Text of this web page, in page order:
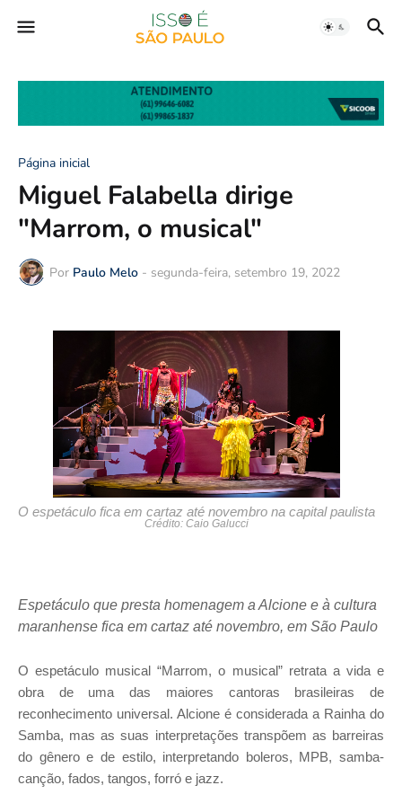
Página inicial
Miguel Falabella dirige
"Marrom, o musical"
Por Paulo Melo - segunda-feira, setembro 19, 2022
O espetáculo fica em cartaz até novembro na capital paulista
Crédito: Caio Galucci
Espetáculo que presta homenagem a Alcione e à cultura
maranhense fica em cartaz até novembro, em São Paulo
O espetáculo musical “Marrom, o musical” retrata a vida e
obra de uma das maiores cantoras brasileiras de
reconhecimento universal. Alcione é considerada a Rainha do
Samba, mas as suas interpretações transpõem as barreiras
do gênero e de estilo, interpretando boleros, MPB, samba-
canção, fados, tangos, forró e jazz.